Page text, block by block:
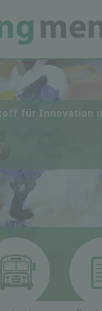
für Innovation